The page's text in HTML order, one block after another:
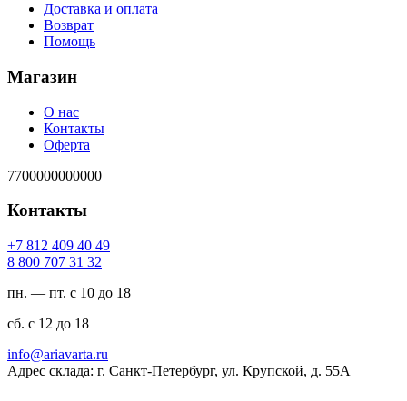
Доставка и оплата
Возврат
Помощь
Магазин
О нас
Контакты
Оферта
7700000000000
Контакты
94 04 904 218 7+
23 13 707 008 8
пн. — пт. с 10 до 18
сб. с 12 до 18
ur.atravaira@ofni
Адрес склада: г. Санкт-Петербург, ул. Крупской, д. 55А